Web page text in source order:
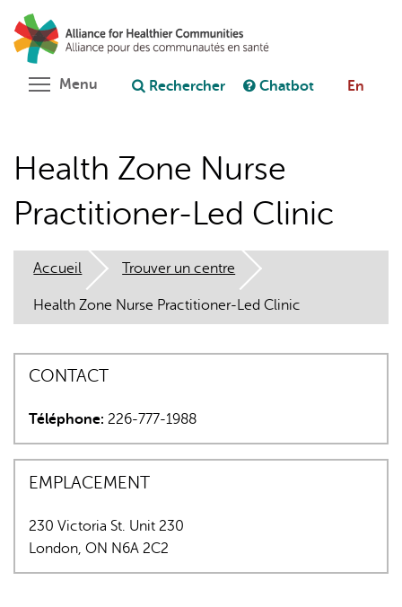
Aller
au
contenu
principal
Poser une question au chatbot
L'IA peut afficher des informations incorrectes, veuillez donc
vérifier toute réponse.
Menu Toggle menu visibility
Rechercher Chatbot En
Health Zone Nurse
Practitioner-Led Clinic
Accueil Trouver un centre
Health Zone Nurse Practitioner-Led Clinic
CONTACT
Téléphone: 226-777-1988
EMPLACEMENT
230 Victoria St. Unit 230
London, ON N6A 2C2